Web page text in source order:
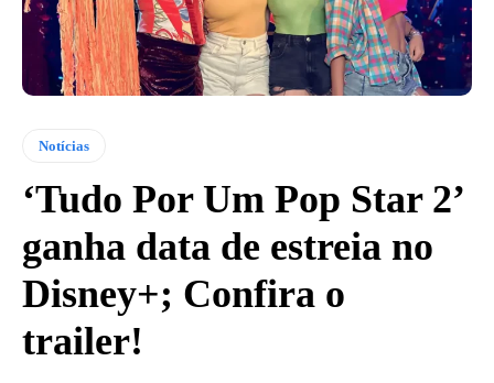
Notícias
‘Tudo Por Um Pop Star 2’
ganha data de estreia no
Disney+; Confira o
trailer!